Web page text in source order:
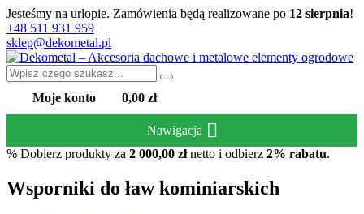
Jesteśmy na urlopie. Zamówienia będą realizowane po 12 sierpnia!
+48 511 931 959
sklep@dekometal.pl
Moje konto 0,00 zł
Nawigacja
% Dobierz produkty za 2 000,00 złnetto i odbierz 2% rabatu.
Wsporniki do ław kominiarskich